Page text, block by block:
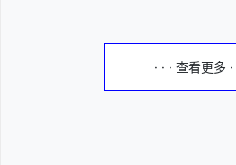
· · · 查看更多 ·